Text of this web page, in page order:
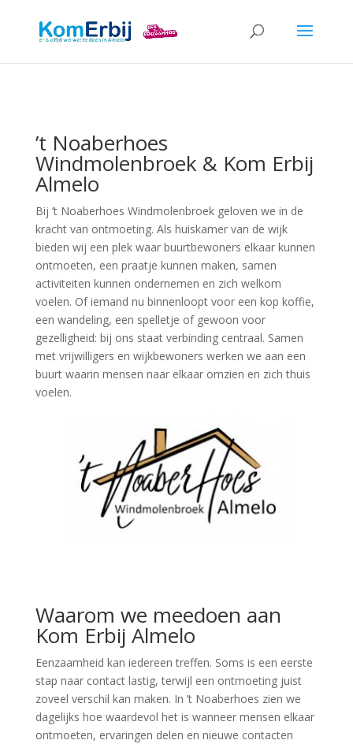
’t Noaberhoes
Windmolenbroek & Kom Erbij
Almelo
Bij ’t Noaberhoes Windmolenbroek geloven we in de
kracht van ontmoeting. Als huiskamer van de wijk
bieden wij een plek waar buurtbewoners elkaar kunnen
ontmoeten, een praatje kunnen maken, samen
activiteiten kunnen ondernemen en zich welkom
voelen. Of iemand nu binnenloopt voor een kop koffie,
een wandeling, een spelletje of gewoon voor
gezelligheid: bij ons staat verbinding centraal. Samen
met vrijwilligers en wijkbewoners werken we aan een
buurt waarin mensen naar elkaar omzien en zich thuis
voelen.
Waarom we meedoen aan
Kom Erbij Almelo
Eenzaamheid kan iedereen treffen. Soms is een eerste
stap naar contact lastig, terwijl een ontmoeting juist
zoveel verschil kan maken. In ’t Noaberhoes zien we
dagelijks hoe waardevol het is wanneer mensen elkaar
ontmoeten, ervaringen delen en nieuwe contacten